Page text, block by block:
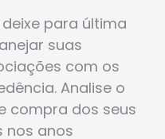
para última
suas
com os
Analise o
compra dos seus
nos anos